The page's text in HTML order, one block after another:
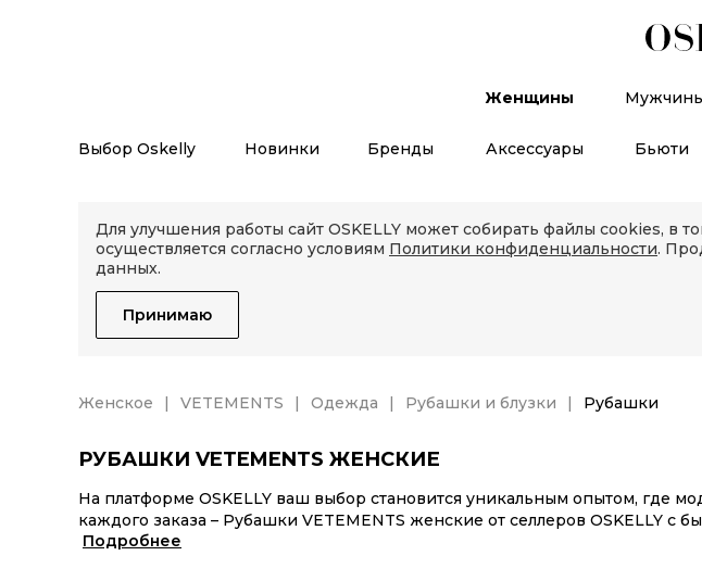
Женщины
Выбор Oskelly Новинки Бренды Аксессуары Бьюти
Для улучшения работы сайт OSKELLY может собирать файлы cookies, в
осуществляется согласно условиям Политики конфиденциальности.
данных.
Принимаю
Женское VETEMENTS Одежда Рубашки и блузки Рубашки
РУБАШКИ VETEMENTS ЖЕНСКИЕ
На платформе OSKELLY ваш выбор становится уникальным опытом, где
каждого заказа – Рубашки VETEMENTS женские от селлеров OSKELLY
или Рубашки VETEMENTS женские из новых коллекций – заказывайте
Подробнее